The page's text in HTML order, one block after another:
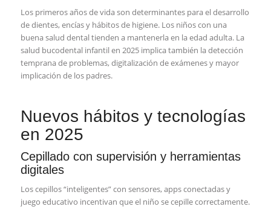
Los primeros años de vida son determinantes para el desarrollo
de dientes, encías y hábitos de higiene. Los niños con una
buena salud dental tienden a mantenerla en la edad adulta. La
salud bucodental infantil en 2025 implica también la detección
temprana de problemas, digitalización de exámenes y mayor
implicación de los padres.
Nuevos hábitos y tecnologías
en 2025
Cepillado con supervisión y herramientas
digitales
Los cepillos “inteligentes” con sensores, apps conectadas y
juego educativo incentivan que el niño se cepille correctamente.